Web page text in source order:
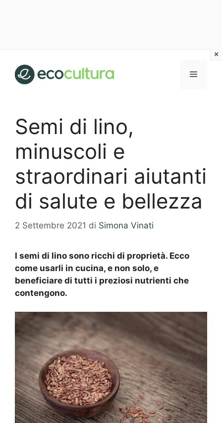
contenuto
MENU
Semi di lino,
minuscoli e
straordinari aiutanti
di salute e bellezza
2 Settembre 2021 di Simona Vinati
I semi di lino sono ricchi di proprietà. Ecco
come usarli in cucina, e non solo, e
beneficiare di tutti i preziosi nutrienti che
contengono.